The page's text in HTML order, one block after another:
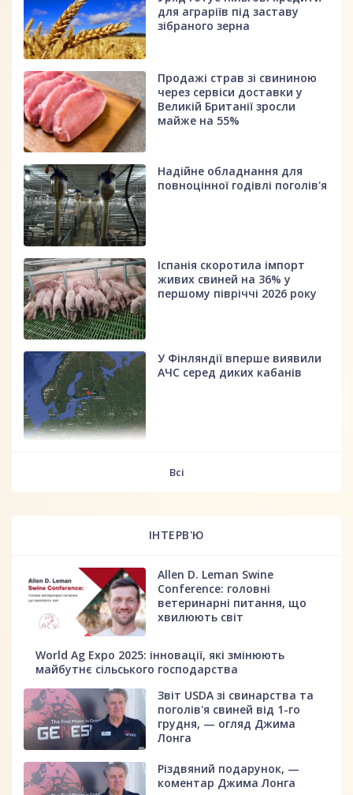
для аграріїв під заставу
зібраного зерна
Продажі страв зі свининою
через сервіси доставки у
Великій Британії зросли
майже на 55%
Надійне обладнання для
повноцінної годівлі поголів'я
Іспанія скоротила імпорт
живих свиней на 36% у
першому півріччі 2026 року
У Фінляндії вперше виявили
АЧС серед диких кабанів
Всі
ІНТЕРВ'Ю
Allen D. Leman Swine
Conference: головні
ветеринарні питання, що
хвилюють світ
World Ag Expo 2025: інновації, які змінюють
майбутнє сільського господарства
Звіт USDA зі свинарства та
поголів'я свиней від 1-го
грудня, — огляд Джима
Лонга
Різдвяний подарунок, —
коментар Джима Лонга